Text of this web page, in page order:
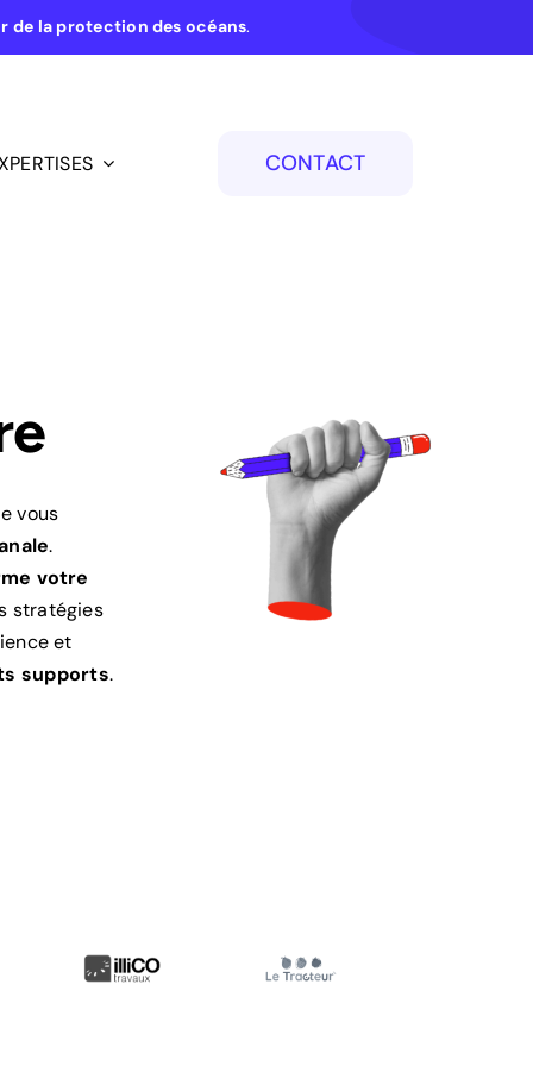
de la protection des océans.
CONTACT
vous
.
votre
stratégies
et
supports.